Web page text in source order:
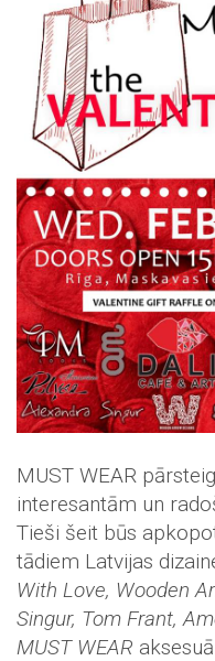
MUST WEAR
interesantām un
Tieši šeit būs
tādiem Latvijas
With Love, Wooden
Singur, Tom Frant,
MUST WEAR